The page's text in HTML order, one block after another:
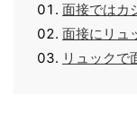
面接ではカ
面接にリュ
リュックで